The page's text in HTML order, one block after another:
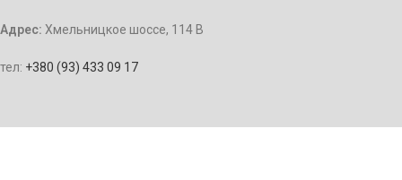
Адрес: Хмельницкое шоссе, 114 В
тел: +380 (93) 433 09 17